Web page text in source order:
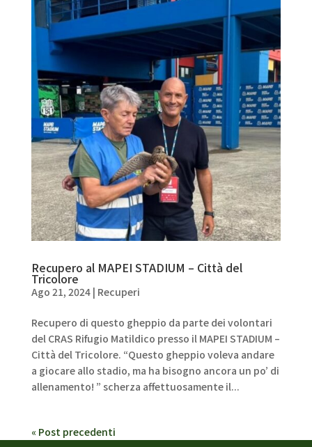
Recupero al MAPEI STADIUM – Città del
Tricolore
Ago 21, 2024| Recuperi
Recupero di questo gheppio da parte dei volontari
del CRAS Rifugio Matildico presso il MAPEI STADIUM –
Città del Tricolore. “Questo gheppio voleva andare
a giocare allo stadio, ma ha bisogno ancora un po’ di
allenamento! ” scherza affettuosamente il...
« Post precedenti